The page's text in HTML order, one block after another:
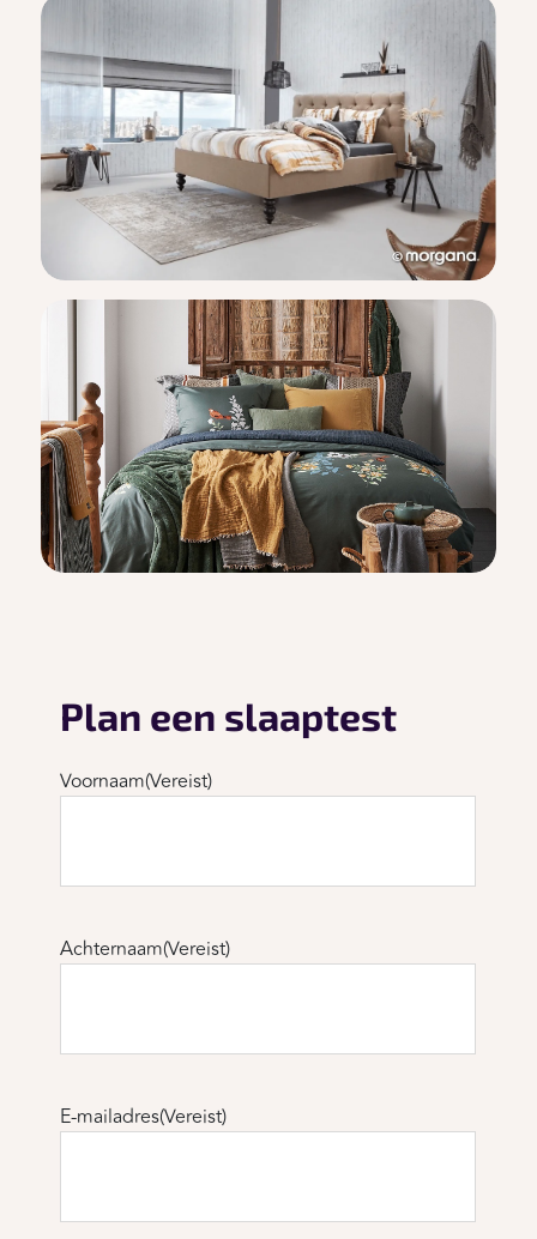
Plan een slaaptest
Voornaam(Vereist)
Achternaam(Vereist)
E-mailadres(Vereist)